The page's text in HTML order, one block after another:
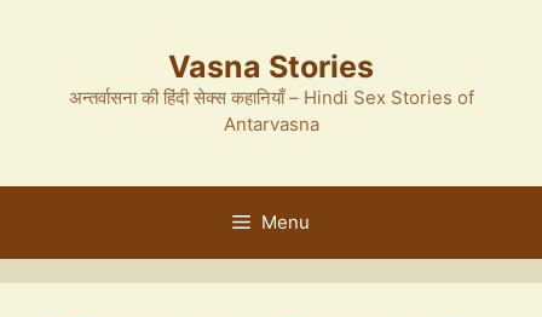
Vasna Stories
अन्तर्वासना की हिंदी सेक्स कहानियाँ – Hindi Sex Stories of
Antarvasna
Menu